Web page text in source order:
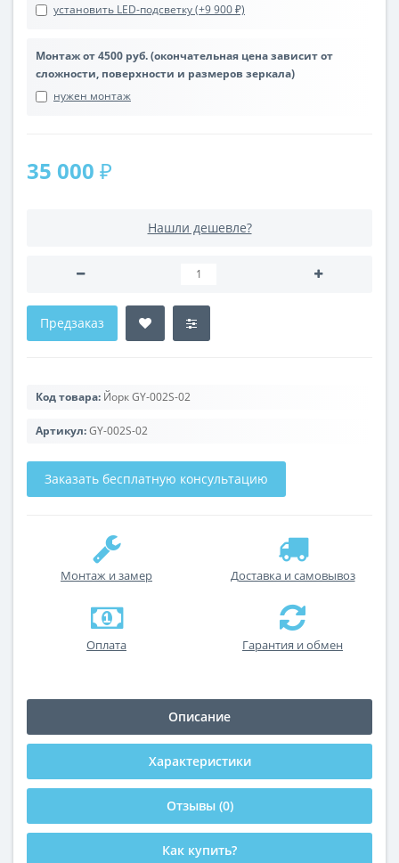
установить LED-подсветку (+9 900 ₽)
Монтаж от 4500 руб. (окончательная цена зависит от
сложности, поверхности и размеров зеркала)
нужен монтаж
35 000 ₽
Нашли дешевле?
Предзаказ
Код товара: Йорк GY-002S-02
Артикул:GY-002S-02
Заказать бесплатную консультацию
Монтаж и замер Доставка и самовывоз
Оплата Гарантия и обмен
Описание
Характеристики
Отзывы (0)
Как купить?